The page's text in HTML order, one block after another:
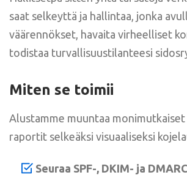
saat selkeyttä ja hallintaa, jonka
väärennökset, havaita virheelliset
todistaa turvallisuustilanteesi
Miten se toimii
Alustamme muuntaa monimutkaiset
raportit selkeäksi visuaaliseksi
Seuraa SPF-, DKIM- ja